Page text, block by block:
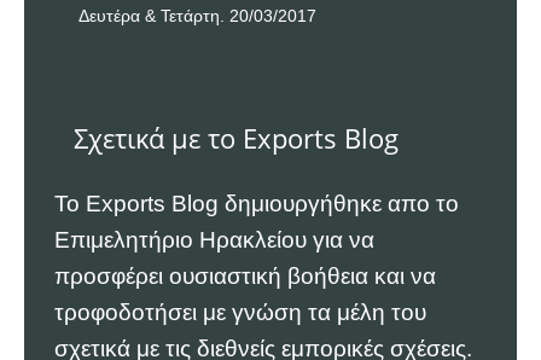
Δευτέρα & Τετάρτη. 20/03/2017
Σχετικά με το Exports Blog
Το Exports Blog δημιουργήθηκε απο το
Επιμελητήριο Ηρακλείου για να
προσφέρει ουσιαστική βοήθεια και να
τροφοδοτήσει με γνώση τα μέλη του
σχετικά με τις διεθνείς εμπορικές σχέσεις.